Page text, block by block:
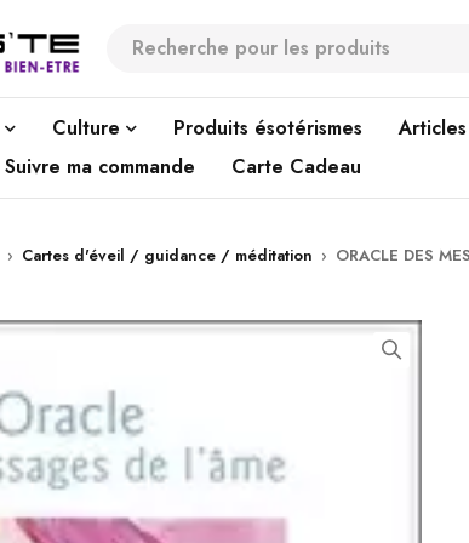
Culture Produits ésotérismes
Suivre ma commande Carte Cadeau
› Cartes d'éveil / guidance / méditation › ORACLE DES